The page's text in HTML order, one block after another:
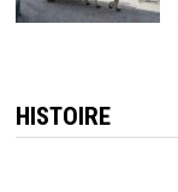
HISTOIRE